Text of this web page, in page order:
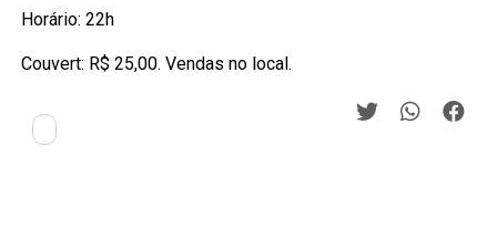
Horário: 22h
Couvert: R$ 25,00. Vendas no local.